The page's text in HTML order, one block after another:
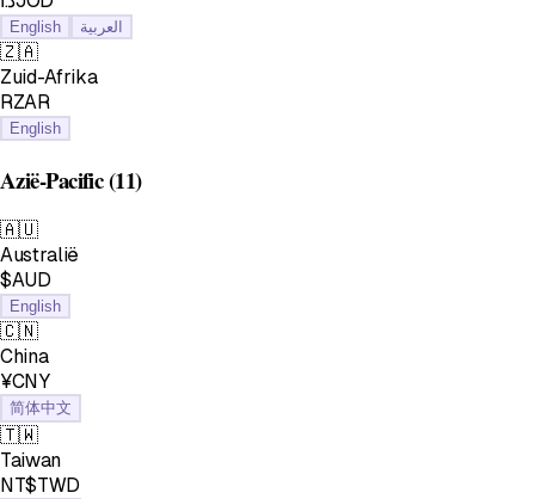
English العربية
🇿🇦
Zuid-Afrika
RZAR
English
Azië-Pacific(11)
🇦🇺
Australië
$AUD
English
🇨🇳
China
¥CNY
简体中文
🇹🇼
Taiwan
NT$TWD